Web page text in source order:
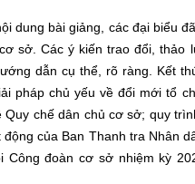
bài giảng, các đại biểu
sở. Các ý kiến trao đổi, thảo
dẫn cụ thể, rõ ràng. Kết
pháp chủ yếu về đổi mới tổ
Quy chế dân chủ cơ sở; quy
của Ban Thanh tra Nhân
Công đoàn cơ sở nhiệm kỳ